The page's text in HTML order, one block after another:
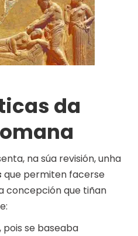
da
na súa revisión, unha
que permiten facerse
concepción que tiñan
, pois se baseaba